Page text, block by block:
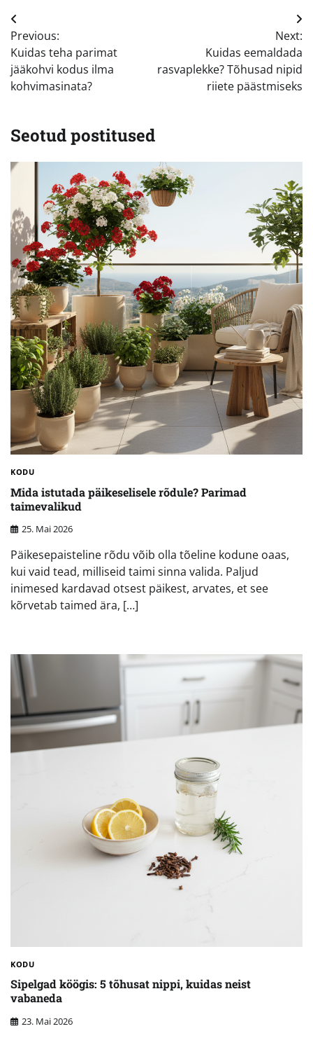
Navigeerimine
Previous:
Kuidas teha parimat
jääkohvi kodus ilma
kohvimasinata?
Next:
Kuidas eemaldada
rasvaplekke? Tõhusad nipid
riiete päästmiseks
Seotud postitused
KODU
Mida istutada päikeselisele rõdule? Parimad
taimevalikud
25. Mai 2026
Päikesepaisteline rõdu võib olla tõeline kodune oaas,
kui vaid tead, milliseid taimi sinna valida. Paljud
inimesed kardavad otsest päikest, arvates, et see
kõrvetab taimed ära, […]
KODU
Sipelgad köögis: 5 tõhusat nippi, kuidas neist
vabaneda
23. Mai 2026